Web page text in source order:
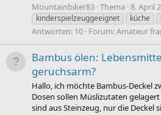
Mountainbiker83 Thema 8. April
kinderspielzeuggeeignet küche
Antworten: 10 Forum:Amateur
Bambus ölen:
geruchsarm?
Hallo, ich möchte Bambus-Deckel
Dosen sollen Müslizutaten
sind aus Steinzeug, nur die Deckel